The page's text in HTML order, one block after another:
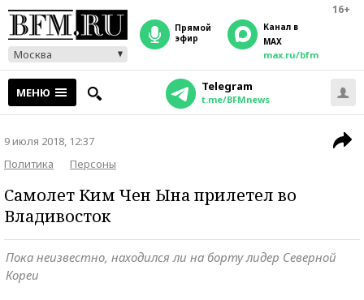
16+
Москва
прямой
эфир
Канал в
MAX
max.ru/bfm
МЕНЮ Telegram
t.me/BFMnews
9 июля 2018, 12:37
Политика
Персоны
Самолет Ким Чен Ына прилетел во
Владивосток
Пока неизвестно, находился ли на борту лидер Северной
Кореи